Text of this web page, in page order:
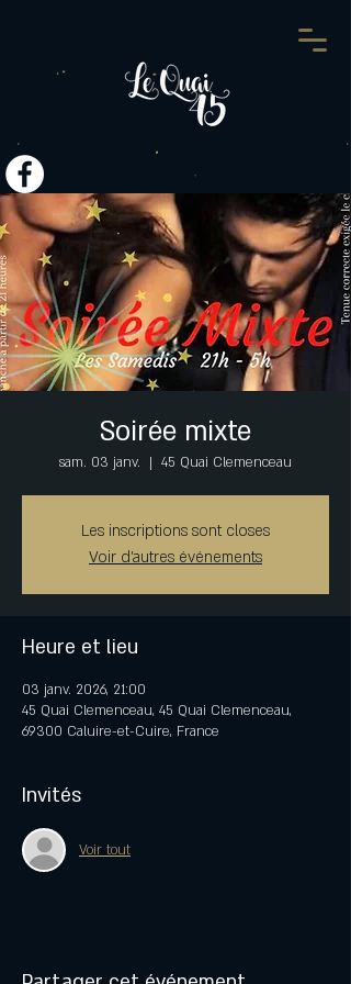
Soirée mixte
sam. 03 janv.
  |
45 Quai Clemenceau
Les inscriptions sont closes
Voir d'autres événements
Heure et lieu
03 janv. 2026, 21:00
45 Quai Clemenceau, 45 Quai Clemenceau,
69300 Caluire-et-Cuire, France
Invités
Voir tout